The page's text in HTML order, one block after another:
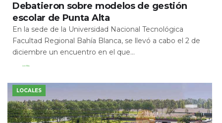
Debatieron sobre modelos de gestión
escolar de Punta Alta
En la sede de la Universidad Nacional Tecnológica
Facultad Regional Bahía Blanca, se llevó a cabo el 2 de
diciembre un encuentro en el que...
Leer Más
LOCALES